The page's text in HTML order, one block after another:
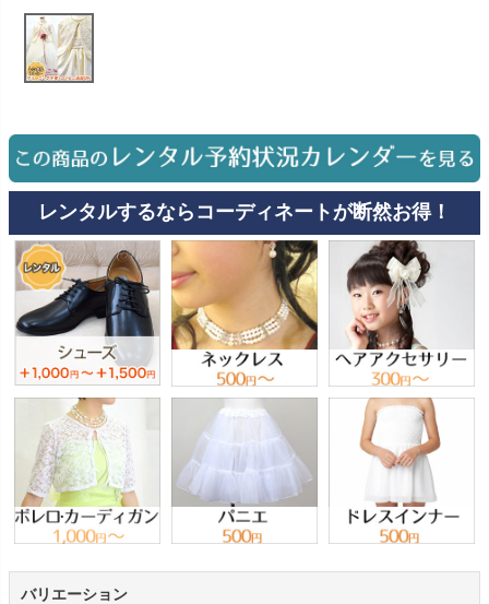
ジュエリー
08 送料・お支払い
送料・決済方法
09 お問い合わせ
Photography
写真スタジオ APS
Angel's Photo Studio
対応 七五三・発表会・記念撮影
予約 Web または お電話
特典 ヘアメイク・着付け
スタジオを予約 →
レンタルするならコーディネートが断然お得！
バリエーション